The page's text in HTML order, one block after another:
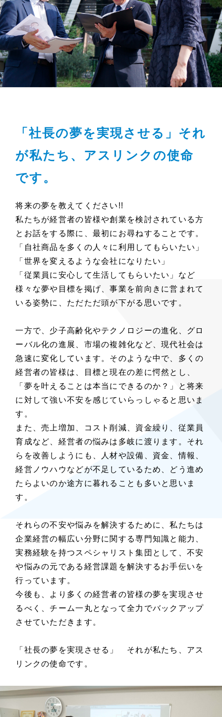
「社長の夢を実現させる」それ
が私たち、アスリンクの使命
です。
将来の夢を教えてください!!
私たちが経営者の皆様や創業を検討されている方
とお話をする際に、最初にお尋ねすることです。
「自社商品を多くの人々に利用してもらいたい」
「世界を変えるような会社になりたい」
「従業員に安心して生活してもらいたい」など
様々な夢や目標を掲げ、事業を前向きに営まれて
いる姿勢に、ただただ頭が下がる思いです。
一方で、少子高齢化やテクノロジーの進化、グロ
ーバル化の進展、市場の複雑化など、現代社会は
急速に変化しています。そのような中で、多くの
経営者の皆様は、目標と現在の差に愕然とし、
「夢を叶えることは本当にできるのか？」と将来
に対して強い不安を感じていらっしゃると思いま
す。
また、売上増加、コスト削減、資金繰り、従業員
育成など、経営者の悩みは多岐に渡ります。それ
らを改善しようにも、人材や設備、資金、情報、
経営ノウハウなどが不足しているため、どう進め
たらよいのか途方に暮れることも多いと思いま
す。
それらの不安や悩みを解決するために、私たちは
企業経営の幅広い分野に関する専門知識と能力、
実務経験を持つスペシャリスト集団として、不安
や悩みの元である経営課題を解決するお手伝いを
行っています。
今後も、より多くの経営者の皆様の夢を実現させ
るべく、チーム一丸となって全力でバックアップ
させていただきます。
「社長の夢を実現させる」 それが私たち、アス
リンクの使命です。